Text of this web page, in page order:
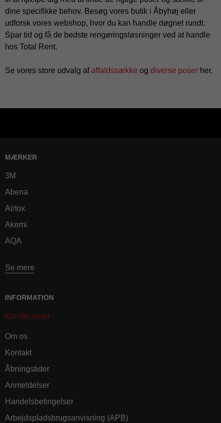
dine specifikke behov. Besøg vores butik i Åbyhøj eller
udforsk vores webshop, hvor du kan handle døgnet rundt.
Spar tid og få de bedste rengøringsløsninger ved at handle
hos Total Rent.
Se vores store udvalg afaffaldssække og diverse poser her.
MÆRKER
3M
Abena
Airtox
Akemi
AQA
Se mere
INFORMATION
Kundecenter
Om os
Kontakt
Åbningstider
Anmeldelser
Handelsbetingelser
Arbejdspladsbrugsanvisning (APB)